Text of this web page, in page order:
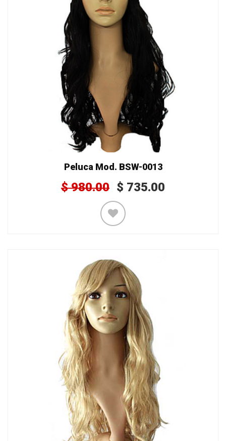
Peluca Mod. BSW-0013
$980.00 $ 735.00